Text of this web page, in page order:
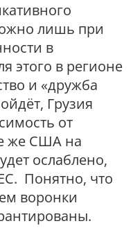
лишь при
в
этого в регионе
и «дружба
Грузия
от
же США на
ослаблено,
Понятно, что
воронки